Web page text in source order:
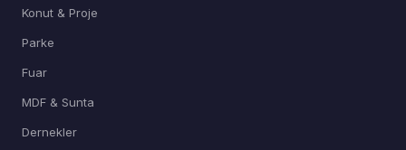
Konut & Proje
Parke
Fuar
MDF & Sunta
Dernekler